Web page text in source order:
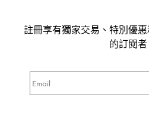
註冊享有獨家交易、特別優
的訂閱者